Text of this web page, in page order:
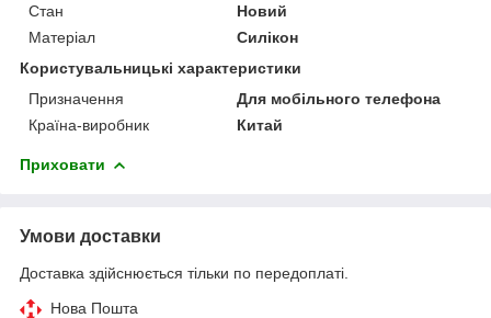
Стан
Новий
Матеріал
Силікон
Користувальницькі характеристики
Призначення
Для мобільного телефона
Країна-виробник
Китай
Приховати
Умови доставки
Доставка здійснюється тільки по передоплаті.
Нова Пошта